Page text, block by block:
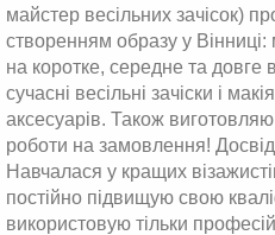
майстер весільних зачісок)
створенням образу у Вінниці:
на коротке, середне та довге
сучасні весільні зачіски і
аксесуарів. Також
роботи на замовлення!
Навчалася у кращих візажистів
постійно підвищую свою
використовую тільки